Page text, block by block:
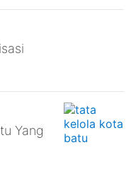
Yang